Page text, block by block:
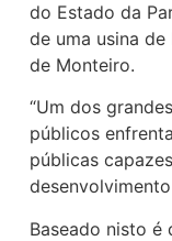
do Estado da
de uma usina
de Monteiro.
“Um dos
públicos
públicas
Baseado nisto é